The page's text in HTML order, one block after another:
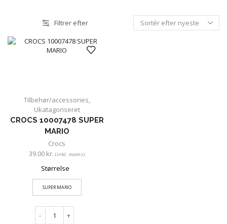
Filtrer efter
Tilbehør/accessories,
Ukatagoriseret
CROCS 10007478 SUPER
MARIO
Crocs
39.00 kr. (inkl. moms)
Størrelse
SUPER MARIO
- +